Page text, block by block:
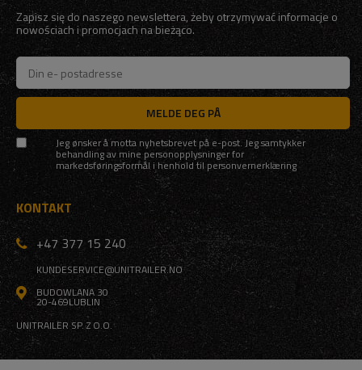
Zapisz się do naszego newslettera, żeby otrzymywać informacje o
nowościach i promocjach na bieżąco.
MELDE DEG PÅ
Jeg ønsker å motta nyhetsbrevet på e-post. Jeg samtykker
behandling av mine personopplysninger for
markedsføringsformål i henhold til personvernerklæring
KONTAKT
+47 377 15 240
KUNDESERVICE@UNITRAILER.NO
BUDOWLANA 30
20-469LUBLIN
UNITRAILER SP. Z O.O.